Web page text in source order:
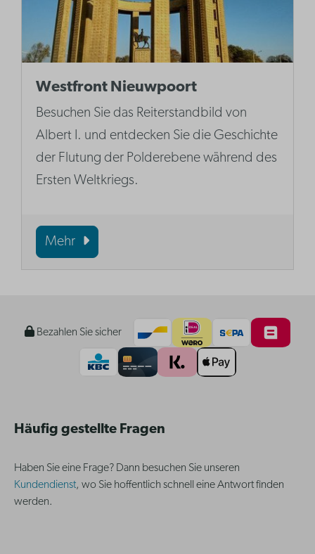
Westfront Nieuwpoort
Besuchen Sie das Reiterstandbild von
Albert I. und entdecken Sie die Geschichte
der Flutung der Polderebene während des
Ersten Weltkriegs.
Mehr
Bezahlen Sie sicher
Häufig gestellte Fragen
Haben Sie eine Frage? Dann besuchen Sie unseren
Kundendienst, wo Sie hoffentlich schnell eine Antwort finden
werden.